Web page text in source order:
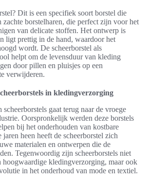
Dit is een specifiek soort borstel die
zachte borstelharen, die perfect zijn voor het
van delicate stoffen. Het ontwerp is
ligt prettig in de hand, waardoor het
wordt. De scheerborstel als
helpt om de levensduur van kleding
door pillen en pluisjes op een
verwijderen.
in kledingverzorging
scheerborstels gaat terug naar de vroege
Oorspronkelijk werden deze borstels
bij het onderhouden van kostbare
heen heeft de scheerborstel zich
materialen en ontwerpen die de
Tegenwoordig zijn scheerborstels niet
hoogwaardige kledingverzorging, maar ook
in het onderhoud van mode en textiel.